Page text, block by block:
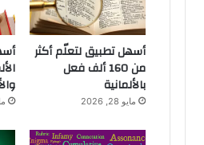
أسهل تطبيق لتعلّم أكثر
من 160 ألف فعل
بالألمانية
مايو 28, 2026